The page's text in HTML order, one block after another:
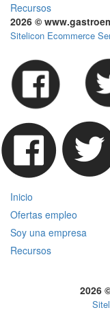
Recursos
2026 ©
Sitelicon Ecommerce
Inicio
Ofertas empleo
Soy una empresa
Recursos
2026